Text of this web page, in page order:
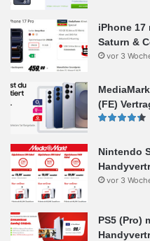
iPhone 17
Saturn &
vor 3
(FE)
Nintendo
vor 3
PS5 (Pro)